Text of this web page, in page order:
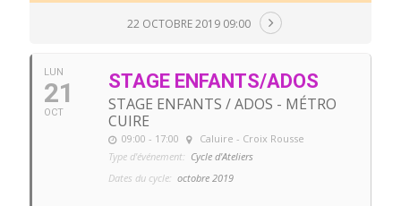
22 OCTOBRE 2019 09:00
LUN
21
OCT
STAGE ENFANTS/ADOS
STAGE ENFANTS / ADOS - MÉTRO
CUIRE
09:00 - 17:00
Caluire - Croix Rousse
Type d'événement: Cycle d'Ateliers
Dates du cycle: octobre 2019